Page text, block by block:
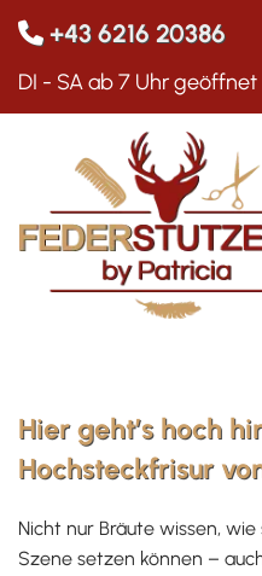
 +43 6216 20386
DI - SA ab 7 Uhr geöffnet
Hier geht’s hoch
Hochsteckfrisur
Nicht nur Bräute wissen,
Szene setzen können –